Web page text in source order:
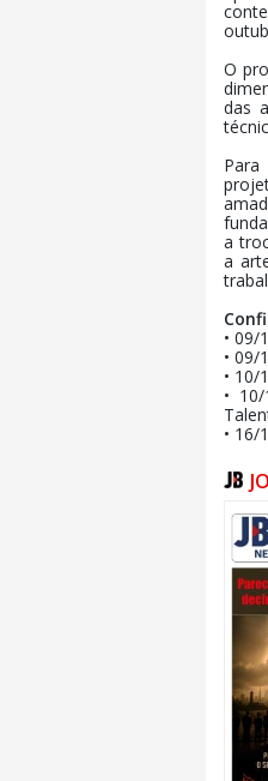
O
das
a
a
• 09/
• 09/
• 10/
•
• 16/
O
do